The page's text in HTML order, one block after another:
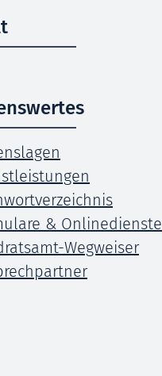
& Onlinedienste
Wegweiser